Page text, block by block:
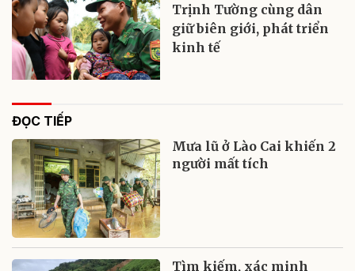
Trịnh Tường cùng dân
giữ biên giới, phát triển
kinh tế
ĐỌC TIẾP
Mưa lũ ở Lào Cai khiến 2
người mất tích
Tìm kiếm, xác minh